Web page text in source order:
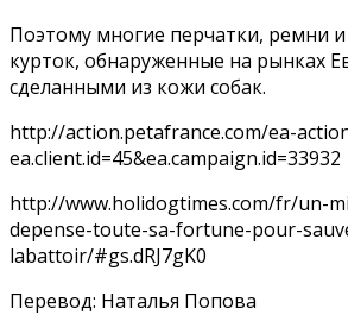
Поэтому многие перчатки, ремни
курток, обнаруженные на рынках
сделанными из кожи собак.
http://action.petafrance.com/ea-
ea.client.id=45&ea.campaign.id=33932
http://www.holidogtimes.com/fr/un-
depense-toute-sa-fortune-pour-
labattoir/#gs.dRJ7gK0
Перевод: Наталья Попова